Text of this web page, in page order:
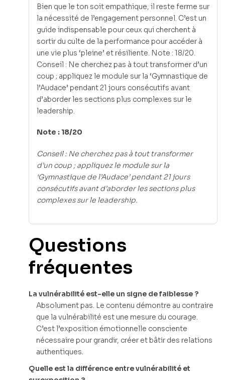
Bien que le ton soit empathique, il reste ferme sur
la nécessité de l’engagement personnel. C’est un
guide indispensable pour ceux qui cherchent à
sortir du culte de la performance pour accéder à
une vie plus ‘pleine’ et résiliente. Note : 18/20.
Conseil : Ne cherchez pas à tout transformer d’un
coup ; appliquez le module sur la ‘Gymnastique de
l’Audace’ pendant 21 jours consécutifs avant
d’aborder les sections plus complexes sur le
leadership.
Note : 18/20
Conseil : Ne cherchez pas à tout transformer
d’un coup ; appliquez le module sur la
‘Gymnastique de l’Audace’ pendant 21 jours
consécutifs avant d’aborder les sections plus
complexes sur le leadership.
Questions
fréquentes
La vulnérabilité est-elle un signe de faiblesse ?
Absolument pas. Le contenu démontre au contraire
que la vulnérabilité est une mesure du courage.
C’est l’exposition émotionnelle consciente
nécessaire pour grandir, créer et bâtir des relations
authentiques.
Quelle est la différence entre vulnérabilité et